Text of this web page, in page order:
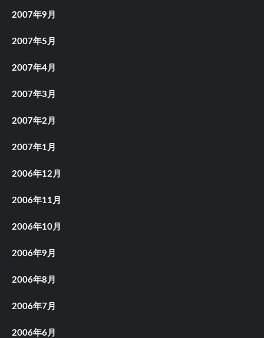
2007年9月
2007年5月
2007年4月
2007年3月
2007年2月
2007年1月
2006年12月
2006年11月
2006年10月
2006年9月
2006年8月
2006年7月
2006年6月